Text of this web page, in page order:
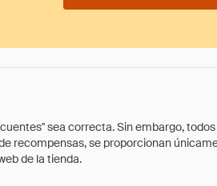
sea correcta. Sin embargo,
recompensas, se proporcionan
de la tienda.